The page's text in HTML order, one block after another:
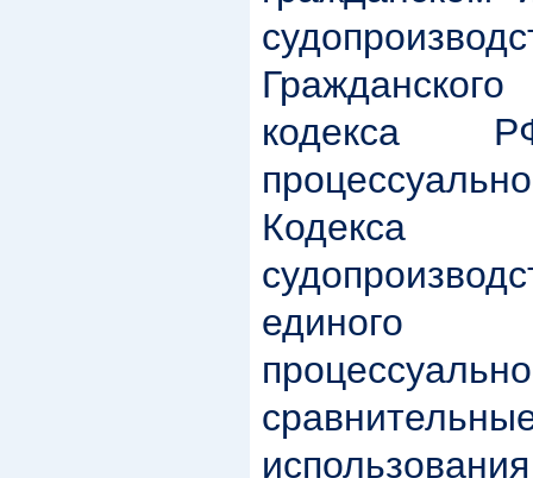
кодекса
Кодекса
единого